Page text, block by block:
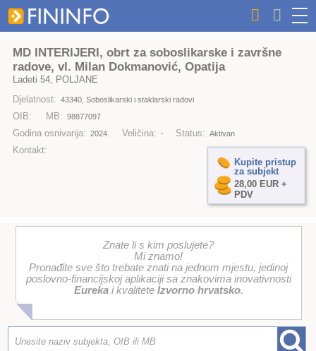
MD INTERIJERI, obrt za soboslikarske i završne
radove, vl. Milan Dokmanović, Opatija
Ladeti 54, POLJANE
Djelatnost: 43340, Soboslikarski i staklarski radovi
OIB: MB: 98877097
Godina osnivanja: 2024. Veličina: - Status: Aktivan
Kontakt:
Kupite pristup
za subjekt
28,00 EUR +
PDV
Znate li s kim poslujete?
Mi znamo!
Pronađite sve što trebate znati na jednom mjestu, jedinoj
poslovno-financijskoj aplikaciji sa znakovima inovativnosti
Eurekai kvalitete Izvorno hrvatsko.